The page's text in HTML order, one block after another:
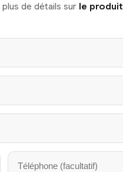
de détails sur le produit